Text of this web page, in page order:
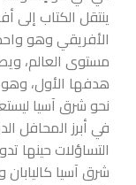
ينتقل الكتاب إلى
الأفريقي وهو
مستوى العالم،
هدفها الأول، وهو
نحو شرق آسيا
التساؤلات حينها
شرق آسيا كاليابان